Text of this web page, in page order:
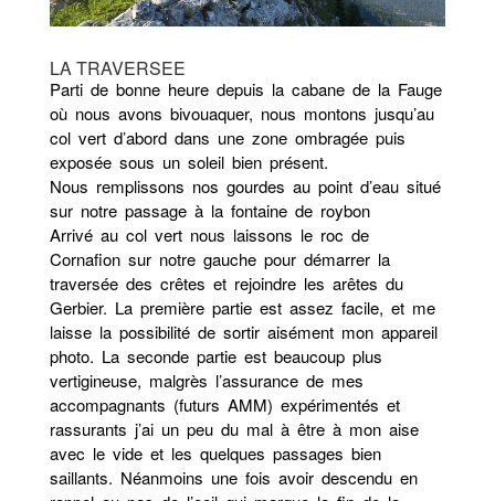
LA TRAVERSEE
Parti de bonne heure depuis la cabane de la Fauge
où nous avons bivouaquer, nous montons jusqu’au
col vert d’abord dans une zone ombragée puis
exposée sous un soleil bien présent.
Nous remplissons nos gourdes au point d’eau situé
sur notre passage à la fontaine de roybon
Arrivé au col vert nous laissons le roc de
Cornafion sur notre gauche pour démarrer la
traversée des crêtes et rejoindre les arêtes du
Gerbier. La première partie est assez facile, et me
laisse la possibilité de sortir aisément mon appareil
photo. La seconde partie est beaucoup plus
vertigineuse, malgrès l’assurance de mes
accompagnants (futurs AMM) expérimentés et
rassurants j’ai un peu du mal à être à mon aise
avec le vide et les quelques passages bien
saillants. Néanmoins une fois avoir descendu en